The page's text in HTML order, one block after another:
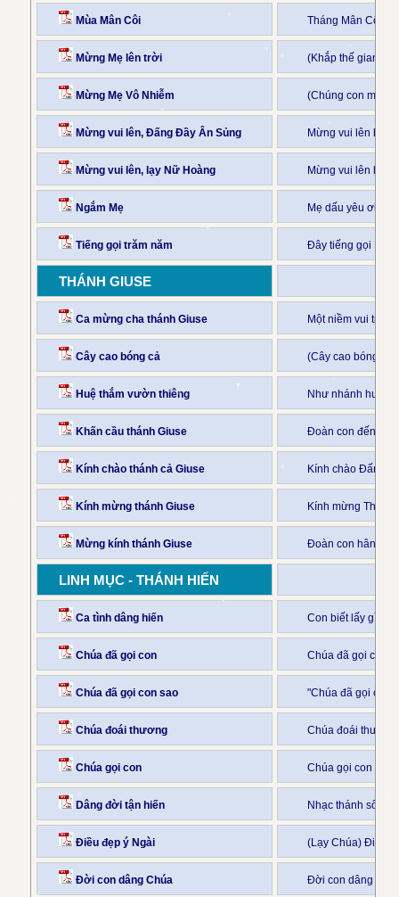
Mùa Mân Côi Tháng Mân Côi
Mừng Mẹ lên trời (Khắp thế gian ca
Mừng Mẹ Vô Nhiễm (Chúng con mừng
Mừng vui lên, Đấng Đầy Ân Sủng Mừng vui lên hỡi
Mừng vui lên, lạy Nữ Hoàng Mừng vui lên lạy
Ngắm Mẹ Mẹ dấu yêu ơi,
Tiếng gọi trăm năm Đây tiếng gọi Fa-
THÁNH GIUSE
Ca mừng cha thánh Giuse Một niềm vui tràn
Cây cao bóng cả (Cây cao bóng cả
Huệ thắm vườn thiêng Như nhánh huệ
Khấn cầu thánh Giuse Đoàn con đến
Kính chào thánh cả Giuse Kính chào Đấng
Kính mừng thánh Giuse Kính mừng
Mừng kính thánh Giuse Đoàn con hân
LINH MỤC - THÁNH HIẾN
Ca tình dâng hiến Con biết lấy gì để
Chúa đã gọi con Chúa đã gọi con
Chúa đã gọi con sao "Chúa đã gọi con
Chúa đoái thương Chúa đoái
Chúa gọi con Chúa gọi con
Dâng đời tận hiến Nhạc thánh sốt
Điều đẹp ý Ngài (Lạy Chúa) Điều
Đời con dâng Chúa Đời con dâng